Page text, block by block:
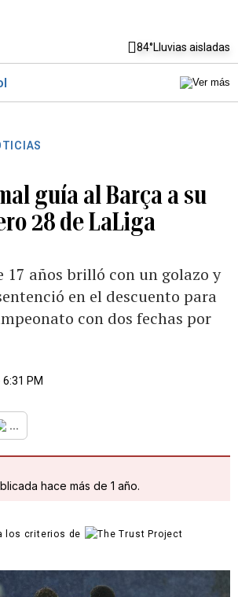
84°Lluvias aisladas
guía al Barça a su
28 de LaLiga
17 años brilló con un golazo y
en el descuento para
con dos fechas por
PM
...
hace más de 1 año.
los criterios de